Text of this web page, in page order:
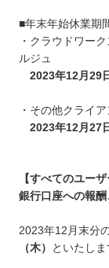
■年末年始休業期
・クラウドワー
ルジュ
2023年12月29
・その他クライ
2023年12月27
【すべてのユーザ
銀行口座への報
2023年12月末分
（木）
といたしま